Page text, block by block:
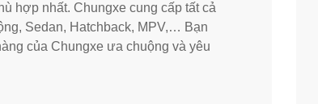
hợp nhất. Chungxe cung cấp tất cả
Sedan, Hatchback, MPV,… Bạn
của Chungxe ưa chuộng và yêu